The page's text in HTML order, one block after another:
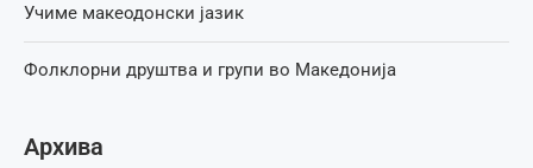
Учиме макеодонски јазик
Фолклорни друштва и групи во Македонија
Архива